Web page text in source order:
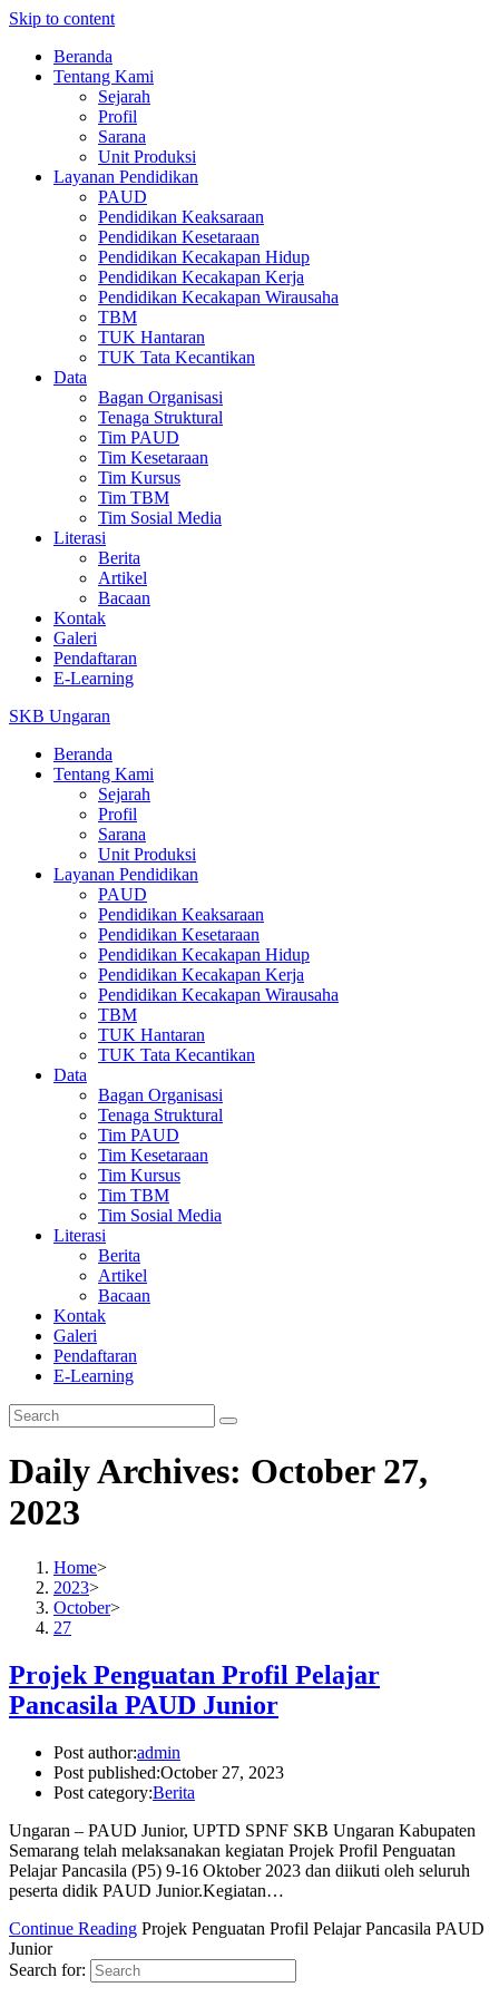
Skip to content
Beranda
Tentang Kami
Sejarah
Profil
Sarana
Unit Produksi
Layanan Pendidikan
PAUD
Pendidikan Keaksaraan
Pendidikan Kesetaraan
Pendidikan Kecakapan Hidup
Pendidikan Kecakapan Kerja
Pendidikan Kecakapan Wirausaha
TBM
TUK Hantaran
TUK Tata Kecantikan
Data
Bagan Organisasi
Tenaga Struktural
Tim PAUD
Tim Kesetaraan
Tim Kursus
Tim TBM
Tim Sosial Media
Literasi
Berita
Artikel
Bacaan
Kontak
Galeri
Pendaftaran
E-Learning
SKB Ungaran
Beranda
Tentang Kami
Sejarah
Profil
Sarana
Unit Produksi
Layanan Pendidikan
PAUD
Pendidikan Keaksaraan
Pendidikan Kesetaraan
Pendidikan Kecakapan Hidup
Pendidikan Kecakapan Kerja
Pendidikan Kecakapan Wirausaha
TBM
TUK Hantaran
TUK Tata Kecantikan
Data
Bagan Organisasi
Tenaga Struktural
Tim PAUD
Tim Kesetaraan
Tim Kursus
Tim TBM
Tim Sosial Media
Literasi
Berita
Artikel
Bacaan
Kontak
Galeri
Pendaftaran
E-Learning
Daily Archives: October 27,
2023
Home>
2023>
October>
27
Projek Penguatan Profil Pelajar
Pancasila PAUD Junior
Post author:admin
Post published:October 27, 2023
Post category:Berita
Ungaran – PAUD Junior, UPTD SPNF SKB Ungaran Kabupaten
Semarang telah melaksanakan kegiatan Projek Profil Penguatan
Pelajar Pancasila (P5) 9-16 Oktober 2023 dan diikuti oleh seluruh
peserta didik PAUD Junior.Kegiatan…
Continue Reading Projek Penguatan Profil Pelajar Pancasila PAUD
Junior
Search for: